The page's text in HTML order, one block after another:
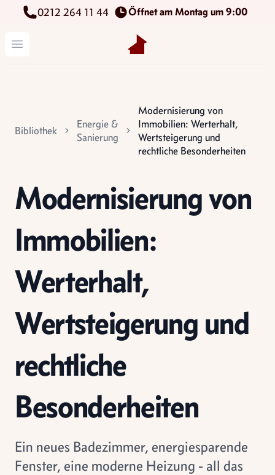
0212 264 11 44 Öffnet am Montag um 9:00
Menü öffnen Kettenbach Immobilien GmbH
Bibliothek
Energie &
Sanierung
Modernisierung von
Immobilien: Werterhalt,
Wertsteigerung und
rechtliche Besonderheiten
Modernisierung von
Immobilien:
Werterhalt,
Wertsteigerung und
rechtliche
Besonderheiten
Ein neues Badezimmer, energiesparende
Fenster, eine moderne Heizung - all das